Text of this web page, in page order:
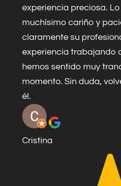
experiencia preciosa.
muchísimo cariño y
claramente su
experiencia trabajando
hemos sentido muy
momento. Sin duda,
él.
Cristina